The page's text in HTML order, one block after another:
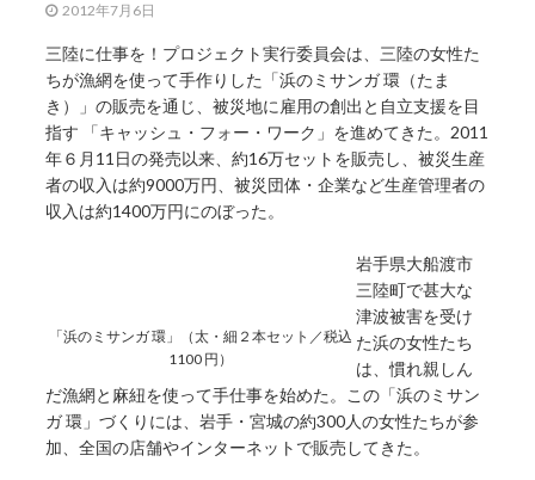
2012年7月6日
三陸に仕事を！プロジェクト実行委員会は、三陸の女性た
ちが漁網を使って手作りした「浜のミサンガ 環（たま
き）」の販売を通じ、被災地に雇用の創出と自立支援を目
指す 「キャッシュ・フォー・ワーク」を進めてきた。2011
年６月11日の発売以来、約16万セットを販売し、被災生産
者の収入は約9000万円、被災団体・企業など生産管理者の
収入は約1400万円にのぼった。
「浜のミサンガ 環」（太・細２本セット／税込
1100 円）
岩手県大船渡市
三陸町で甚大な
津波被害を受け
た浜の女性たち
は、慣れ親しん
だ漁網と麻紐を使って手仕事を始めた。この「浜のミサン
ガ 環」づくりには、岩手・宮城の約300人の女性たちが参
加、全国の店舗やインターネットで販売してきた。